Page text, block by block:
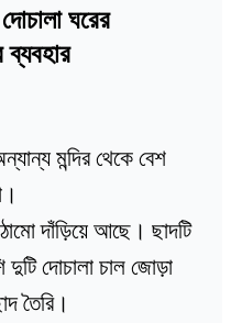
ঘরের
ব্যবহার
মন্দির থেকে বেশ
দাঁড়িয়ে আছে। ছাদটি
দুটি দোচালা চাল জোড়া
তৈরি।